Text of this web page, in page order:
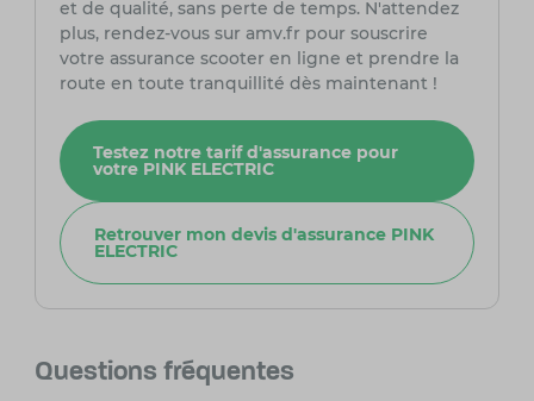
et de qualité, sans perte de temps. N'attendez
plus, rendez-vous sur amv.fr pour souscrire
votre assurance scooter en ligne et prendre la
route en toute tranquillité dès maintenant !
Testez notre tarif d'assurance pour
votre PINK ELECTRIC
Retrouver mon devis d'assurance PINK
ELECTRIC
Questions fréquentes